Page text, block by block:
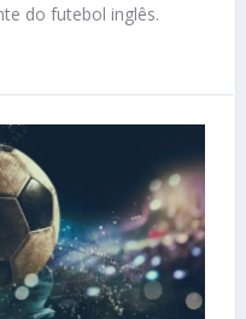
do futebol inglês.